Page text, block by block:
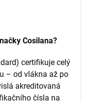
Cosilana?
certifikuje celý
– od vlákna až po
akreditovaná
čísla na